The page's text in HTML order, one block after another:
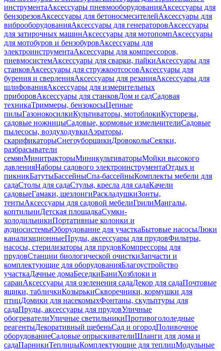
инструментаАксессуары пневмооборудованияАксессуары для
бензорезовАксессуары для бетоносмесителейАксессуары для
виброоборудованияАксессуары для генераторовАксессуары
для затирочных машинАксессуары для мотопомпАксессуары
для мотобуров и бензобуровАксессуары для
электроинструментаАксессуары для компрессоров,
пневмосистемАксессуары для сварки, пайкиАксессуары для
станковАксессуары для стружкоотсосовАксессуары для
бурения и сверленияАксессуары для резанияАксессуары для
шлифованияАксессуары для измерительных
приборовАксессуары для станковДом и садСадовая
техникаТриммеры, бензокосыЦепные
пилыГазонокосилкиКультиваторы, мотоблокиКусторезы,
садовые ножницыСадовые, кормовые измельчителиСадовые
пылесосы, воздуходувкиАэраторы,
скарификаторыСнегоуборщикиДровоколыСеялки,
разбрасыватели
семянМинитракторыМиникультиваторыМойки высокого
давленияНаборы садового электроинструментаОтдых и
пикникБатутыБассейныСпа-бассейныКомплекты мебели для
садаСтолы для садаСтулья, кресла для садаКачели
садовыеГамаки, шезлонгиРаскладушкиЗонты,
тентыАксессуары для садовой мебелиГрилиМангалы,
коптильниДетская площадкаСумки-
холодильникиПортативные колонки и
аудиосистемыОборудование для участкаБытовые насосыЛюки
канализационныеПруды, аксессуары для прудовФильтры,
насосы, стерилизаторы для прудовКомпрессоры для
прудовСтанции биологической очисткиЗапчасти и
комплектующие для оборудованияБлагоустройство
участкаДачные домаБеседкиБаниХозблоки и
сараиАксессуары для озеленения садаДекор для садаПочтовые
ящики, табличкиКозырькиСкворечники, кормушки для
птицДомики для насекомыхФонтаны, скульптуры для
садаПруды, аксессуары для прудовУличные
обогревателиУличные светильникиПротивогололедные
реагентыДекоративный щебеньСад и огородПоливочное
оборудованиеСадовые опрыскивателиШланги для дома и
садаПарникиТеплицыКомплектующие для теплицМодульные